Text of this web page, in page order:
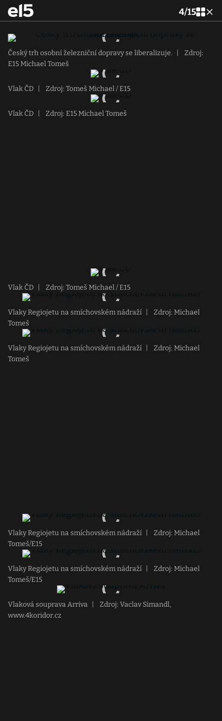
4/15
Český trh osobní železniční dopravy se liberalizuje.
Zdroj:
E15 Michael Tomeš
Vlak ČD Zdroj: Tomeš Michael / E15
Vlak ČD Zdroj: E15 Michael Tomeš
Vlak ČD Zdroj: Tomeš Michael / E15
Vlaky Regiojetu na smíchovském nádraží
Zdroj: Michael
Tomeš
Vlaky Regiojetu na smíchovském nádraží
Zdroj: Michael
Tomeš
Vlaky Regiojetu na smíchovském nádraží
Zdroj: Michael
Tomeš/E15
Vlaky Regiojetu na smíchovském nádraží
Zdroj: Michael
Tomeš/E15
Vlaková souprava Arriva
Zdroj: Vaclav Simandl,
www.4koridor.cz